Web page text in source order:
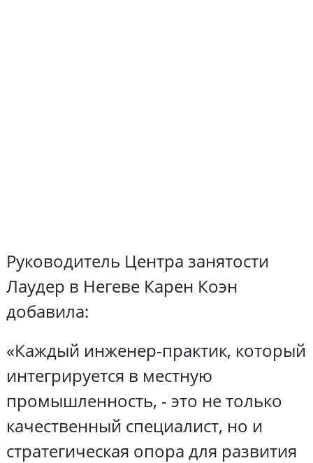
Руководитель Центра занятости
Лаудер в Негеве Карен Коэн
добавила:
«Каждый инженер-практик, который
интегрируется в местную
промышленность, - это не только
качественный специалист, но и
стратегическая опора для развития